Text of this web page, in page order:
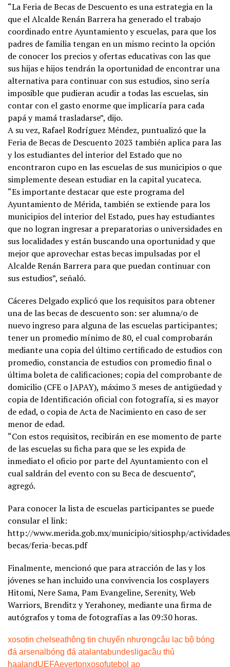
“La Feria de Becas de Descuento es una estrategia en la
que el Alcalde Renán Barrera ha generado el trabajo
coordinado entre Ayuntamiento y escuelas, para que los
padres de familia tengan en un mismo recinto la opción
de conocer los precios y ofertas educativas con las que
sus hijas e hijos tendrán la oportunidad de encontrar una
alternativa para continuar con sus estudios, sino sería
imposible que pudieran acudir a todas las escuelas, sin
contar con el gasto enorme que implicaría para cada
papá y mamá trasladarse”, dijo.
A su vez, Rafael Rodríguez Méndez, puntualizó que la
Feria de Becas de Descuento 2023 también aplica para las
y los estudiantes del interior del Estado que no
encontraron cupo en las escuelas de sus municipios o que
simplemente desean estudiar en la capital yucateca.
“Es importante destacar que este programa del
Ayuntamiento de Mérida, también se extiende para los
municipios del interior del Estado, pues hay estudiantes
que no logran ingresar a preparatorias o universidades en
sus localidades y están buscando una oportunidad y que
mejor que aprovechar estas becas impulsadas por el
Alcalde Renán Barrera para que puedan continuar con
sus estudios”, señaló.
Cáceres Delgado explicó que los requisitos para obtener
una de las becas de descuento son: ser alumna/o de
nuevo ingreso para alguna de las escuelas participantes;
tener un promedio mínimo de 80, el cual comprobarán
mediante una copia del último certificado de estudios con
promedio, constancia de estudios con promedio final o
última boleta de calificaciones; copia del comprobante de
domicilio (CFE o JAPAY), máximo 3 meses de antigüedad y
copia de Identificación oficial con fotografía, si es mayor
de edad, o copia de Acta de Nacimiento en caso de ser
menor de edad.
“Con estos requisitos, recibirán en ese momento de parte
de las escuelas su ficha para que se les expida de
inmediato el oficio por parte del Ayuntamiento con el
cual saldrán del evento con su Beca de descuento”,
agregó.
Para conocer la lista de escuelas participantes se puede
consular el link:
http://www.merida.gob.mx/municipio/sitiosphp/
becas/feria-becas.pdf
Finalmente, mencionó que para atracción de las y los
jóvenes se han incluido una convivencia los cosplayers
Hitomi, Nere Sama, Pam Evangeline, Serenity, Web
Warriors, Brenditz y Yerahoney, mediante una firma de
autógrafos y toma de fotografías a las 09:30 horas.
xosotin chelseathông tin chuyển nhượngcâu lạc bộ bóng
đá arsenal bóng đá atalantabundesligacầu thủ
haalandUEFAevertonxosofutebol ao